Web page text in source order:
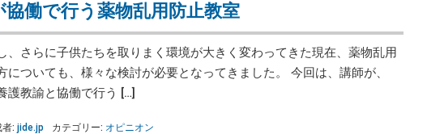
働で行う薬物乱用防止教室
、さらに子供たちを取りまく環境が大きく変わってきた現在、薬物乱用
についても、様々な検討が必要となってきました。 今回は、講師が、
護教諭と協働で行う […]
者: jide.jp カテゴリー: オピニオン